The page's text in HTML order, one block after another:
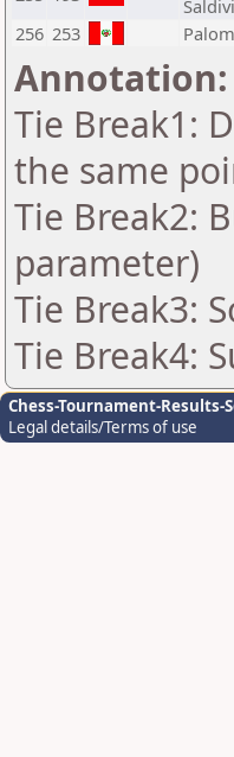
256 253
Annotation:
Tie Break1:
the same
Tie Break2:
parameter)
Tie Break3:
Tie Break4:
Chess-Tournament-Results-
Legal details/Terms of use